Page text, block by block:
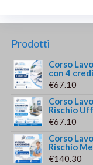
Prodotti
Corso
con 4
€67.10
Corso
Rischio
€67.10
Corso
Rischio
€140.30